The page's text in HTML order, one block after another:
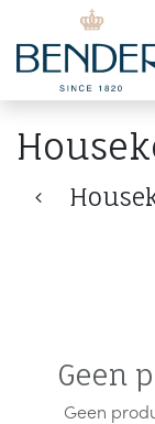
Overslaan naar
Geen
Geen